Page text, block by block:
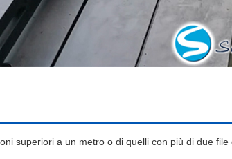
superiori a un metro o di quelli con più di due file